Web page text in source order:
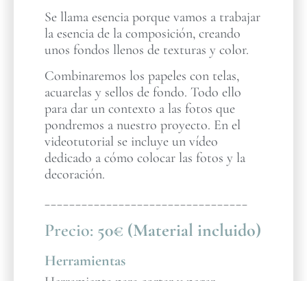
Se llama esencia porque vamos a trabajar
la esencia de la composición, creando
unos fondos llenos de texturas y color.
Combinaremos los papeles con telas,
acuarelas y sellos de fondo. Todo ello
para dar un contexto a las fotos que
pondremos a nuestro proyecto. En el
videotutorial se incluye un vídeo
dedicado a cómo colocar las fotos y la
decoración.
_________________________________
Precio: 50€ (Material incluido)
Herramientas